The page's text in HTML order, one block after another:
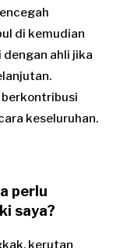
di kemudian
dengan ahli jika
keseluruhan.
perlu
saya?
kerutan